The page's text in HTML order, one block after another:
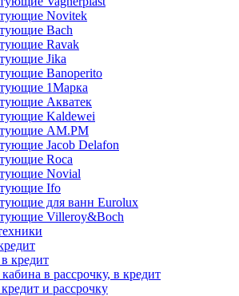
Novitek
Bach
Ravak
Jika
Banoperito
1Марка
Акватек
Kaldewei
AM.PM
Jacob Delafon
Roca
Novial
Ifo
для ванн Eurolux
Villeroy&Boch
кредит
в рассрочку, в кредит
и рассрочку